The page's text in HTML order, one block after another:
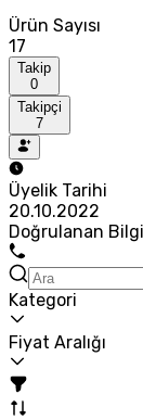
Ürün Sayısı
17
Takip
0
Takipçi
7
Üyelik Tarihi
20.10.2022
Doğrulanan
Kategori
Fiyat Aralığı